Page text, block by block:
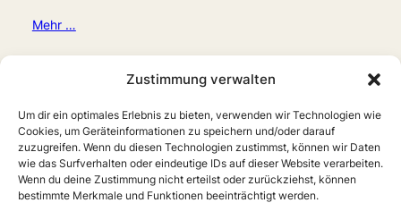
Zustimmung verwalten
Um dir ein optimales Erlebnis zu bieten, verwenden wir Technologien wie
Cookies, um Geräteinformationen zu speichern und/oder darauf
zuzugreifen. Wenn du diesen Technologien zustimmst, können wir Daten
wie das Surfverhalten oder eindeutige IDs auf dieser Website verarbeiten.
Wenn du deine Zustimmung nicht erteilst oder zurückziehst, können
bestimmte Merkmale und Funktionen beeinträchtigt werden.
Mehr …